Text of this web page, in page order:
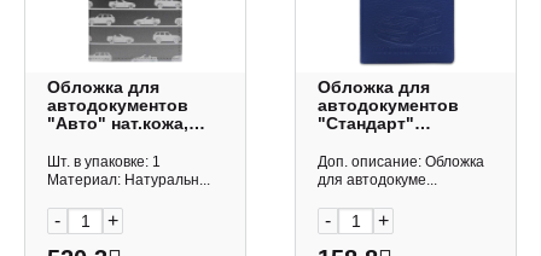
Обложка для
автодокументов
"Авто" нат.кожа,
Imige
Шт. в упаковке: 1
Материал: Натуральн...
- +
Обложка для
автодокументов
"Стандарт"
ОП-9768 Миленд
Доп. описание: Обложка
для автодокуме...
- +